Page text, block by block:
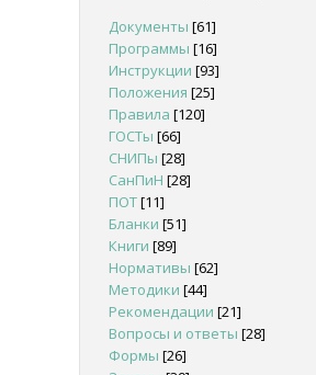
Документы [61]
Программы [16]
Инструкции [93]
Положения [25]
Правила [120]
ГОСТы [66]
СНИПы [28]
СанПиН [28]
ПОТ[11]
Бланки [51]
Книги [89]
Нормативы [62]
Методики [44]
Рекомендации [21]
Вопросы и ответы [28]
Формы [26]